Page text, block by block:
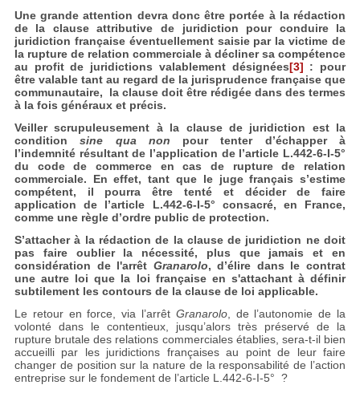
Une grande attention devra donc être portée à la rédaction
de la clause attributive de juridiction pour conduire la
juridiction française éventuellement saisie par la victime de
la rupture de relation commerciale à décliner sa compétence
au profit de juridictions valablement désignées[3] : pour
être valable tant au regard de la jurisprudence française que
communautaire, la clause doit être rédigée dans des termes
à la fois généraux et précis.
Veiller scrupuleusement à la clause de juridiction est la
conditionsine qua non pour tenter d’échapper à
l’indemnité résultant de l’application de l’article L.442-6-I-5°
du code de commerce en cas de rupture de relation
commerciale. En effet, tant que le juge français s’estime
compétent, il pourra être tenté et décider de faire
application de l’article L.442-6-I-5° consacré, en France,
comme une règle d’ordre public de protection.
S’attacher à la rédaction de la clause de juridiction ne doit
pas faire oublier la nécessité, plus que jamais et en
considération de l'arrêt Granarolo, d’élire dans le contrat
une autre loi que la loi française en s'attachant à définir
subtilement les contours de la clause de loi applicable.
Le retour en force, via l’arrêt Granarolo, de l’autonomie de la
volonté dans le contentieux, jusqu’alors très préservé de la
rupture brutale des relations commerciales établies, sera-t-il bien
accueilli par les juridictions françaises au point de leur faire
changer de position sur la nature de la responsabilité de l’action
entreprise sur le fondement de l’article L.442-6-I-5° ?